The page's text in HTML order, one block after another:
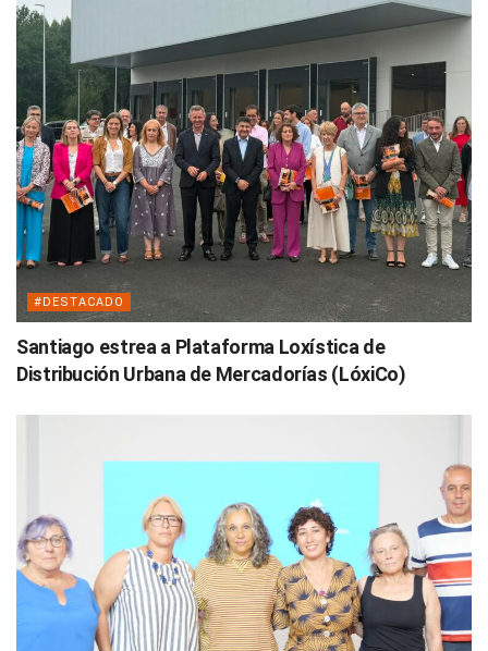
#DESTACADO
Santiago estrea a Plataforma Loxística de
Distribución Urbana de Mercadorías (LóxiCo)